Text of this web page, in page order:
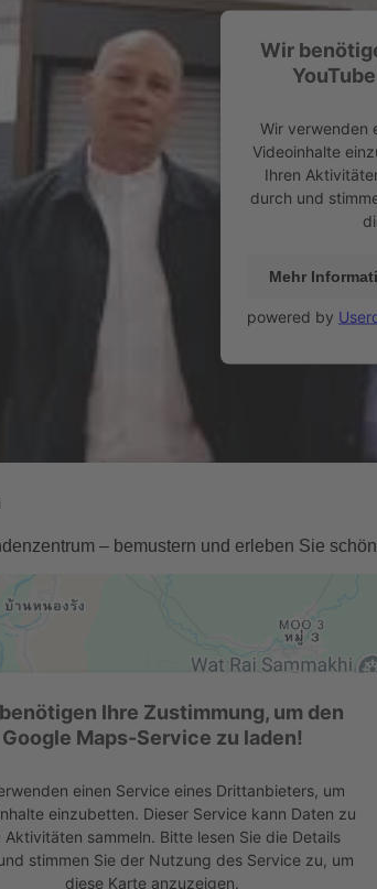
Wir
Wir verwenden
Videoinhalte
Ihren
durch und
Mehr
powered by
– bemustern und erleben Sie
Ihre Zustimmung, um den
Google Maps-Service zu laden!
einen Service eines Drittanbieters, um
einzubetten. Dieser Service kann Daten zu
Aktivitäten sammeln. Bitte lesen Sie die Details
stimmen Sie der Nutzung des Service zu, um
diese Karte anzuzeigen.